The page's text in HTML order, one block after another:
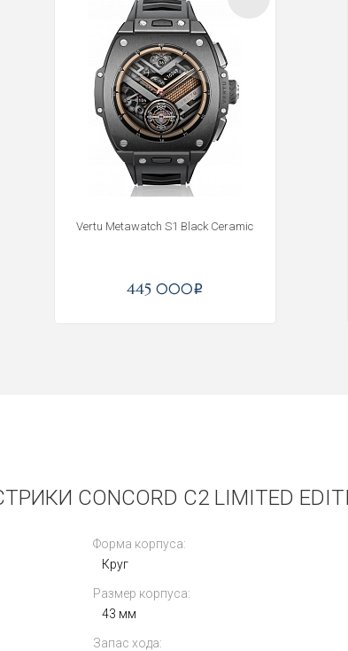
Vertu Metawatch S1 Black Ceramic
445 000i
CONCORD C2 LIMITED
Форма корпуса:
Круг
Размер корпуса:
43 мм
Запас хода: